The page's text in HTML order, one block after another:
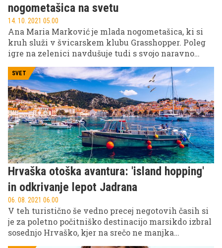
nogometašica na svetu
14. 10. 2021 05.00
Ana Maria Marković je mlada nogometašica, ki si
kruh služi v švicarskem klubu Grasshopper. Poleg
igre na zelenici navdušuje tudi s svojo naravno
lepoto, zato so oči vanjo uprte tudi takrat, ko nima
žoge. Pravi, da ima raje nogometne čevlje kot čevlje
z visoko peto.
SVET
Hrvaška otoška avantura: 'island hopping'
in odkrivanje lepot Jadrana
06. 08. 2021 06.00
V teh turistično še vedno precej negotovih časih si
je za poletno počitniško destinacijo marsikdo izbral
sosednjo Hrvaško, kjer na srečo ne manjka